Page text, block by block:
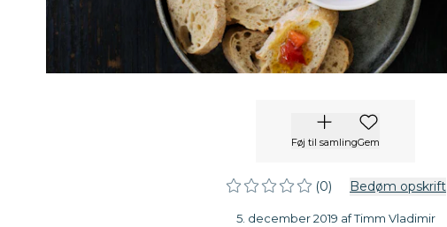
Føj til samlingGem
(0) Bedøm opskrift
5. december 2019 af Timm Vladimir